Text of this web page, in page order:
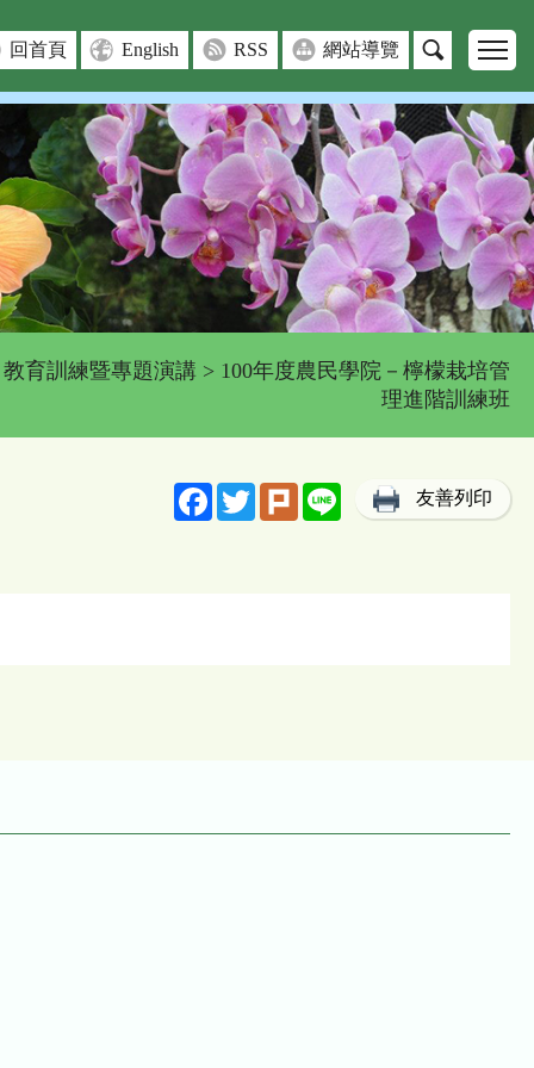
回首頁 English RSS 網站導覽
教育訓練暨專題演講 > 100年度農民學院－檸檬栽培管
理進階訓練班
FacebookTwitterPlurk Line 友善列印